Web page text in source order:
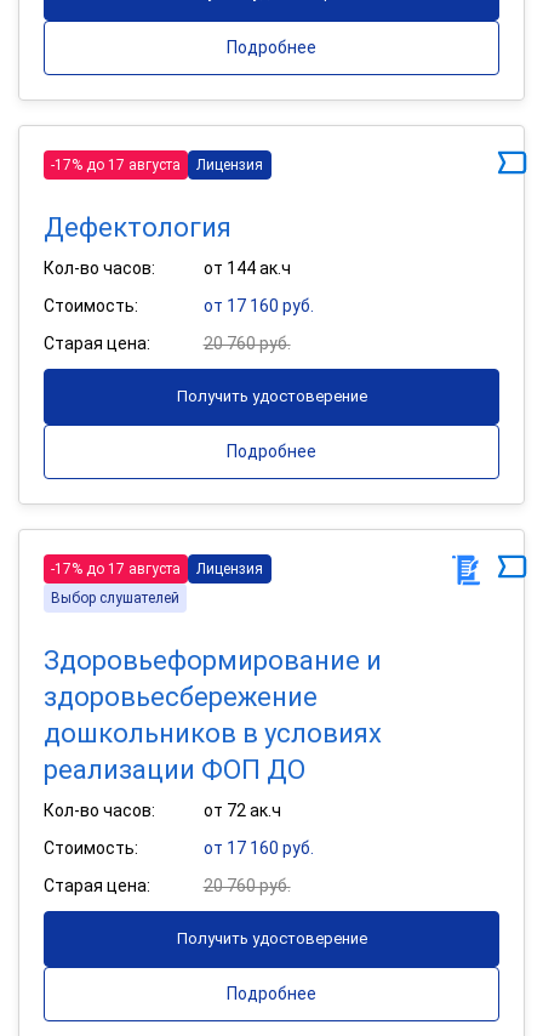
Подробнее
-17% до 17 августа Лицензия
Дефектология
Кол-во часов:
от 144 ак.ч
Стоимость:
от 17 160 руб.
Старая цена:
20 760 руб.
Получить удостоверение
Подробнее
-17% до 17 августа
Лицензия
Выбор слушателей
Здоровьеформирование и
здоровьесбережение
дошкольников в условиях
реализации ФОП ДО
Кол-во часов:
от 72 ак.ч
Стоимость:
от 17 160 руб.
Старая цена:
20 760 руб.
Получить удостоверение
Подробнее